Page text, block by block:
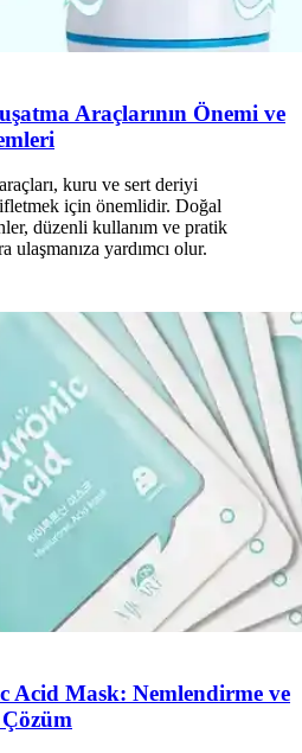
Araçlarının Önemi ve
kuru ve sert deriyi
için önemlidir. Doğal
düzenli kullanım ve pratik
ulaşmanıza yardımcı olur.
Mask: Nemlendirme ve